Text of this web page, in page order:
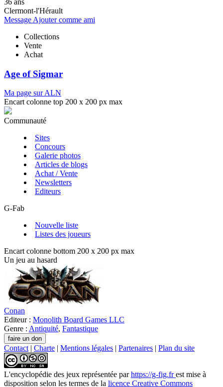
Clermont-l'Hérault
Message Ajouter comme ami
Collections
Vente
Achat
Age of Sigmar
Ma page sur ALN
Encart colonne top 200 x 200 px max
Communauté
Sites
Concours
Galerie photos
Articles de blogs
Achat / Vente
Newsletters
Editeurs
G-Fab
Nouvelle liste
Listes des joueurs
Encart colonne bottom 200 x 200 px max
Un jeu au hasard
Conan
Editeur : Monolith Board Games LLC
Genre : Antiquité, Fantastique
Contact | Charte | Mentions légales | Partenaires | Plan du site
L'encyclopédie des jeux représentée parhttps://g-fig.frest mise à
disposition selon les termes de la licence Creative Commons